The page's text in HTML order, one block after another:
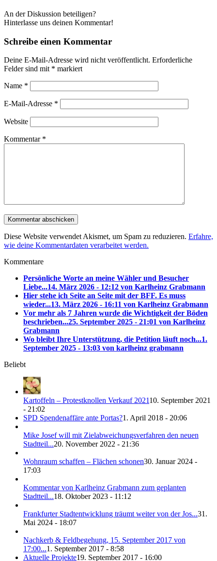
An der Diskussion beteiligen?
Hinterlasse uns deinen Kommentar!
Schreibe einen Kommentar
Deine E-Mail-Adresse wird nicht veröffentlicht. Erforderliche
Felder sind mit * markiert
Name *
E-Mail-Adresse *
Website
Kommentar *
Diese Website verwendet Akismet, um Spam zu reduzieren. Erfahre,
wie deine Kommentardaten verarbeitet werden.
Kommentare
Persönliche Worte an meine Wähler und Besucher
Liebe...14. März 2026 - 12:12 von Karlheinz Grabmann
Hier stehe ich Seite an Seite mit der BFF. Es muss
wieder...13. März 2026 - 16:11 von Karlheinz Grabmann
Vor mehr als 7 Jahren wurde die Wichtigkeit der Böden
beschrieben...25. September 2025 - 21:01 von Karlheinz
Grabmann
Wo bleibt Ihre Unterstützung, die Petition läuft noch...1.
September 2025 - 13:03 von karlheinz grabmann
Beliebt
Kartoffeln – Protestknollen Verkauf 202110. September 2021
- 21:02
SPD Spendenaffäre ante Portas?1. April 2018 - 20:06
Mike Josef will mit Zielabweichungsverfahren den neuen
Stadtteil...20. November 2022 - 21:36
Wohnraum schaffen – Flächen schonen30. Januar 2024 -
17:03
Kommentar von Karlheinz Grabmann zum geplanten
Stadtteil...18. Oktober 2023 - 11:12
Frankfurter Stadtentwicklung träumt weiter von der Jos...31.
Mai 2024 - 18:07
Nachkerb & Feldbegehung, 15. September 2017 von
17:00...1. September 2017 - 8:58
Aktuelle Projekte19. September 2017 - 16:00